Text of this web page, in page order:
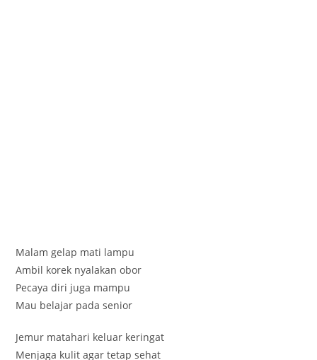
Malam gelap mati lampu
Ambil korek nyalakan obor
Pecaya diri juga mampu
Mau belajar pada senior
Jemur matahari keluar keringat
Menjaga kulit agar tetap sehat